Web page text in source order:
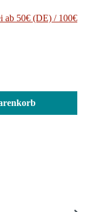
ab 50€ (DE) / 100€
Wert